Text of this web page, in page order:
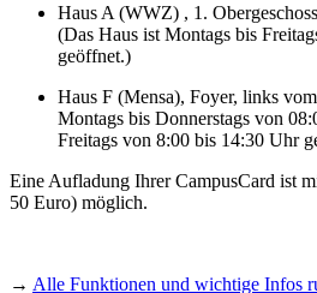
Haus A (WWZ) , 1.
(Das Haus ist Montags bis
geöffnet.)
Haus F (Mensa), Foyer, links
Montags bis Donnerstags von
Freitags von 8:00 bis 14:30 Uhr
Eine Aufladung Ihrer CampusCard ist
50 Euro) möglich.
→ Alle Funktionen und wichtige Infos